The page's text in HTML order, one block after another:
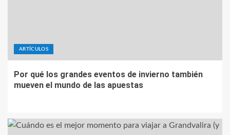
ARTÍCULOS
Por qué los grandes eventos de invierno también
mueven el mundo de las apuestas